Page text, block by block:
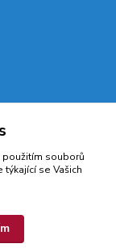
použitím souborů
se Vašich